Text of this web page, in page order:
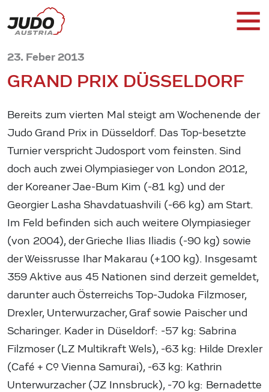
23. Feber 2013
GRAND PRIX DÜSSELDORF
Bereits zum vierten Mal steigt am Wochenende der
Judo Grand Prix in Düsseldorf. Das Top-besetzte
Turnier verspricht Judosport vom feinsten. Sind
doch auch zwei Olympiasieger von London 2012,
der Koreaner Jae-Bum Kim (-81 kg) und der
Georgier Lasha Shavdatuashvili (-66 kg) am Start.
Im Feld befinden sich auch weitere Olympiasieger
(von 2004), der Grieche Ilias Iliadis (-90 kg) sowie
der Weissrusse Ihar Makarau (+100 kg). Insgesamt
359 Aktive aus 45 Nationen sind derzeit gemeldet,
darunter auch Österreichs Top-Judoka Filzmoser,
Drexler, Unterwurzacher, Graf sowie Paischer und
Scharinger. Kader in Düseldorf: -57 kg: Sabrina
Filzmoser (LZ Multikraft Wels), -63 kg: Hilde Drexler
(Café + Co. Vienna Samurai), -63 kg: Kathrin
Unterwurzacher (JZ Innsbruck), -70 kg: Bernadette